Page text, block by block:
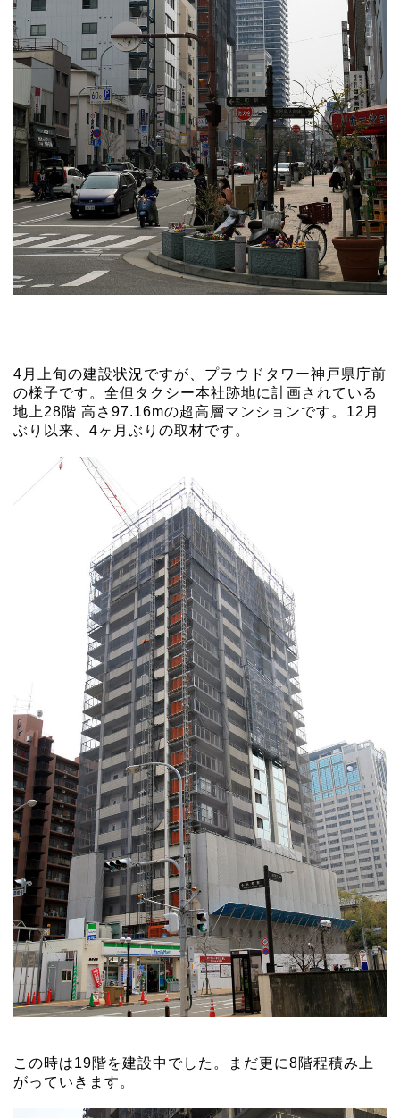
4月上旬の建設状況ですが、プラウドタワー神戸県庁前
の様子です。全但タクシー本社跡地に計画されている
地上28階 高さ97.16mの超高層マンションです。12月
ぶり以来、4ヶ月ぶりの取材です。
この時は19階を建設中でした。まだ更に8階程積み上
がっていきます。